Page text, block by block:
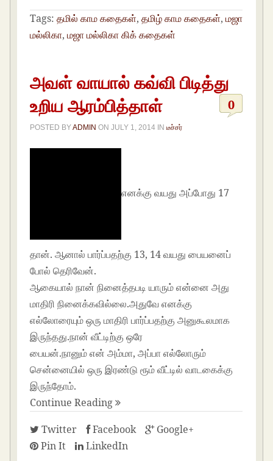
Tags: தமில் காம கதைகள்,தமிழ் காம கதைகள்,மஜா
மல்லிகா,மஜா மல்லிகா கிக் கதைகள்
அவள் வாயால் கவ்வி பிடித்து
உறிய ஆரம்பித்தாள்
0
POSTED BYADMIN ONJULY 1, 2014 INடீச்சர்
எனக்கு வயது அப்போது 17
தான். ஆனால் பார்ப்பதற்கு 13, 14 வயது பையனைப்
போல் தெரிவேன்.
ஆகையால் நான் நினைத்தபடி யாரும் என்னை அது
மாதிரி நினைக்கவில்லை.அதுவே எனக்கு
எல்லோரையும் ஒரு மாதிரி பார்ப்பதற்கு அனுகூலமாக
இருந்தது.நான் வீட்டிற்கு ஒரே
பையன்.நானும் என் அம்மா, அப்பா எல்லோரும்
சென்னையில் ஒரு இரண்டு ரூம் வீட்டில் வாடகைக்கு
இருந்தோம்.
Continue Reading
Twitter Facebook
Google+
Pin It
LinkedIn